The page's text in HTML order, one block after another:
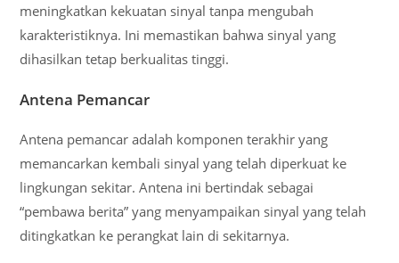
meningkatkan kekuatan sinyal tanpa mengubah
karakteristiknya. Ini memastikan bahwa sinyal yang
dihasilkan tetap berkualitas tinggi.
Antena Pemancar
Antena pemancar adalah komponen terakhir yang
memancarkan kembali sinyal yang telah diperkuat ke
lingkungan sekitar. Antena ini bertindak sebagai
“pembawa berita” yang menyampaikan sinyal yang telah
ditingkatkan ke perangkat lain di sekitarnya.